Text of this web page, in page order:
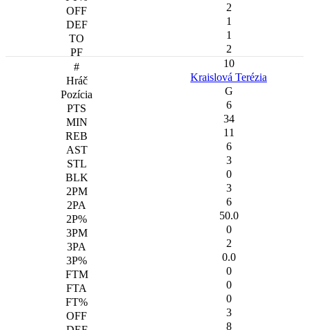
2
1
1
2
10
Kraislová Terézia
G
6
34
11
6
3
0
3
6
50.0
0
2
0.0
0
0
0
3
8